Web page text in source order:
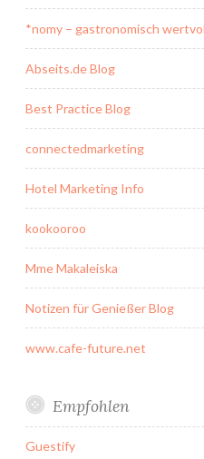
*nomy – gastronomisch
Abseits.de Blog
Best Practice Blog
connectedmarketing
Hotel Marketing Info
kookooroo
Mme Makaleiska
Notizen für Genießer Blog
www.cafe-future.net
Empfohlen
Guestify